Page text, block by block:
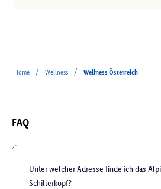
Home / Wellness / Wellness Österreich
FAQ
Unter welcher Adresse finde ich das
Schillerkopf?